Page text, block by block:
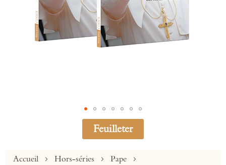
Accueil Hors-séries
Pape
Feuilleter
Skip